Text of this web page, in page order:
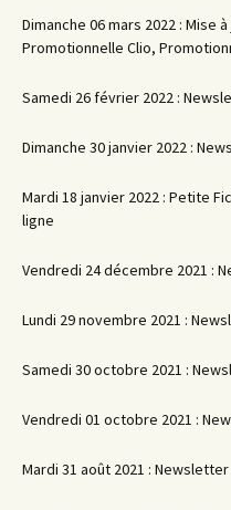
Dimanche 06 mars 2022 : Mise
Promotionnelle Clio,
Samedi 26 février 2022 :
Dimanche 30 janvier 2022 :
Mardi 18 janvier 2022 : Petite
ligne
Vendredi 24 décembre 2021 :
Lundi 29 novembre 2021 :
Samedi 30 octobre 2021 :
Vendredi 01 octobre 2021 :
Mardi 31 août 2021 : Newsletter